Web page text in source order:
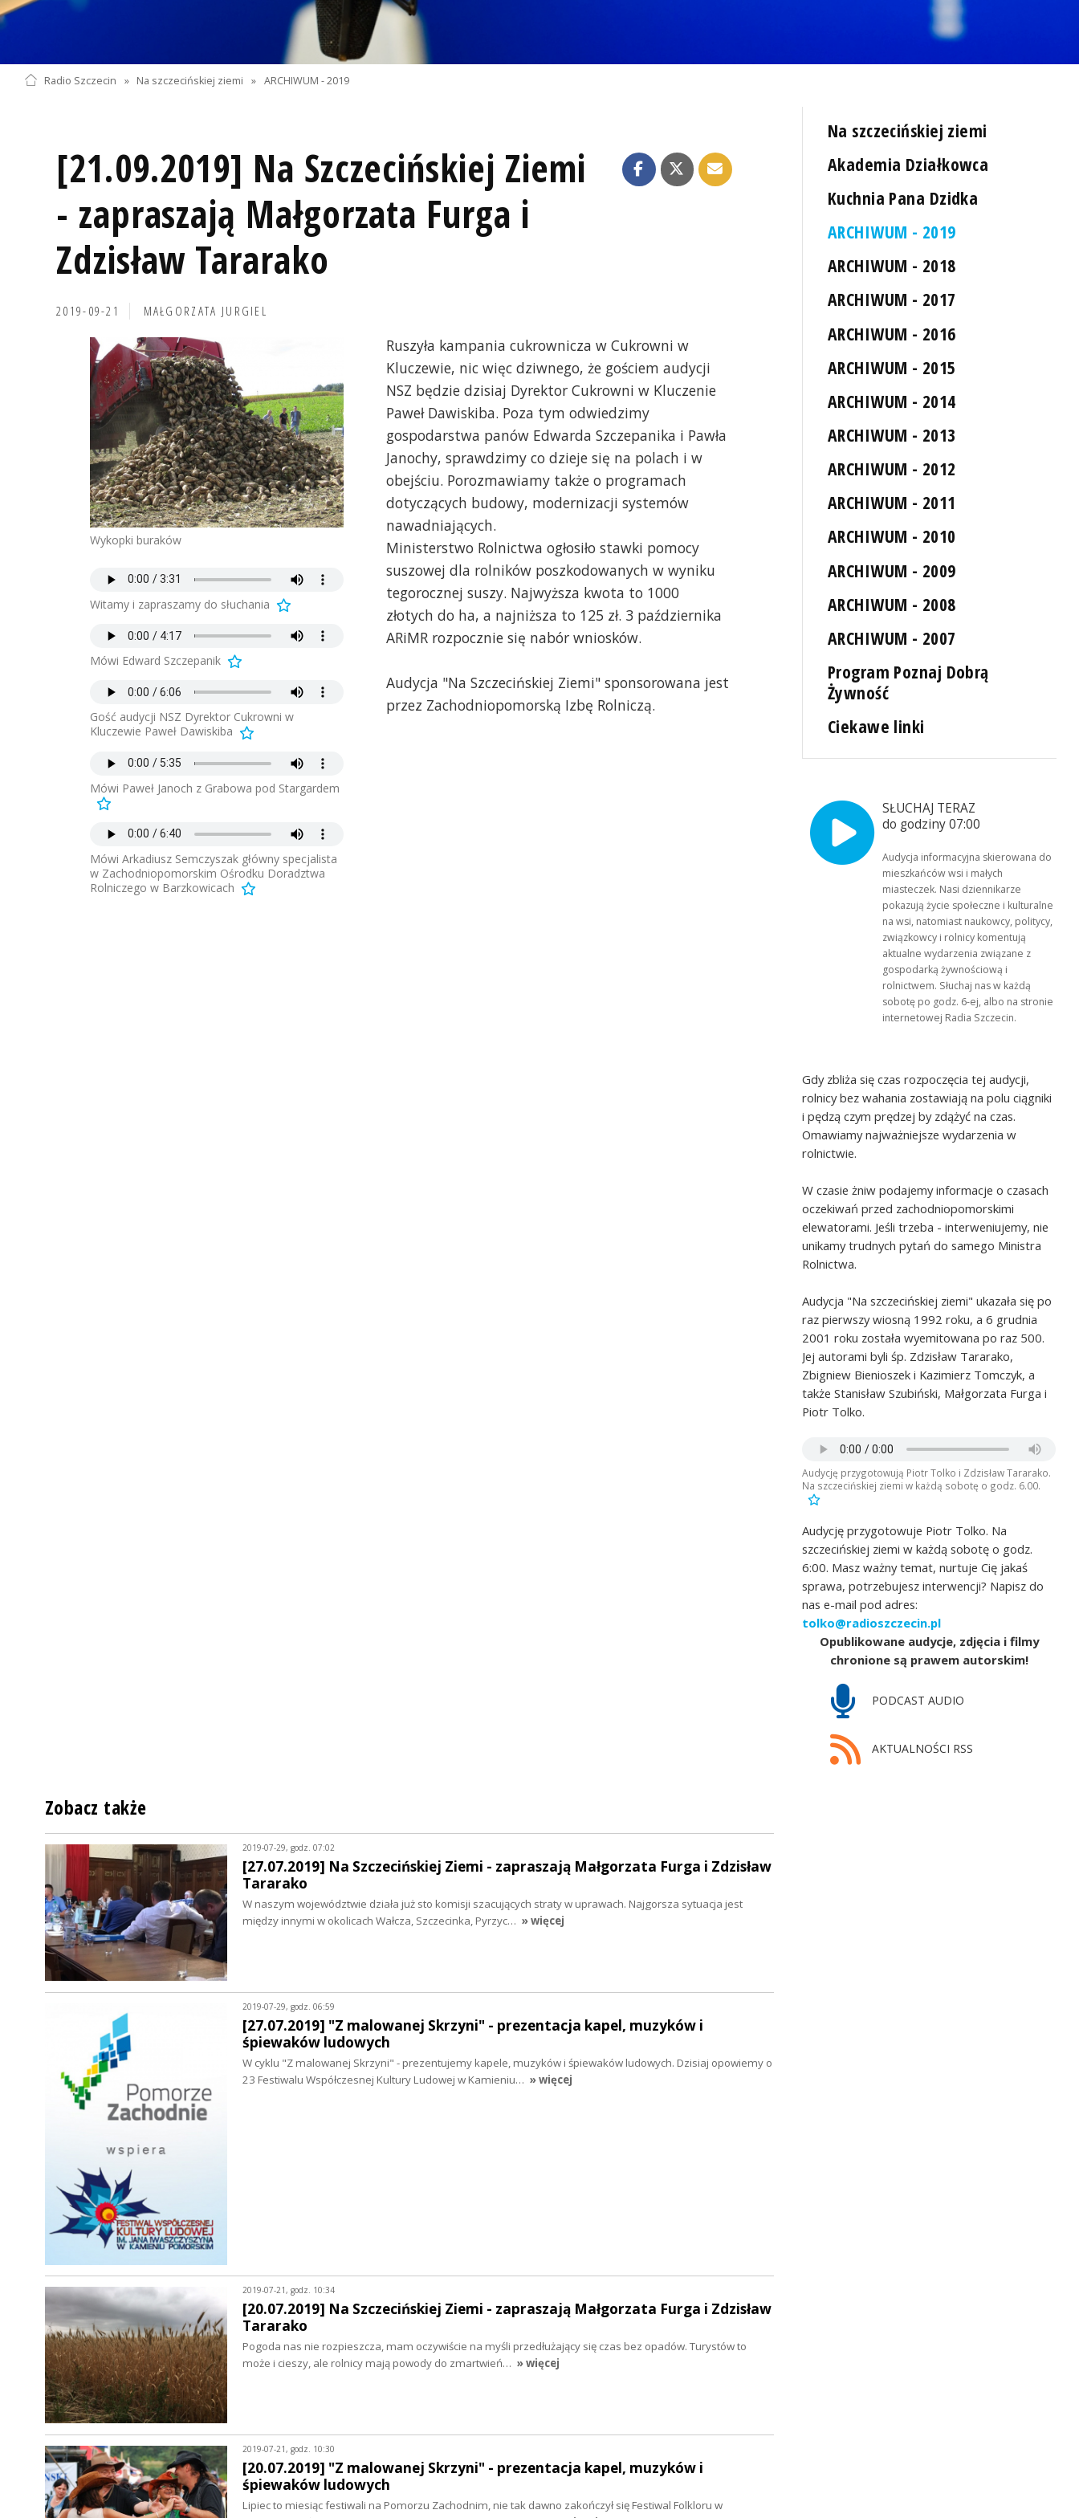
Radio Szczecin » Na szczecińskiej ziemi » ARCHIWUM - 2019
[21.09.2019] Na Szczecińskiej Ziemi
- zapraszają Małgorzata Furga i
Zdzisław Tararako
2019-09-21 MAŁGORZATA JURGIEL
Wykopki buraków
Witamy i zapraszamy do słuchania
Mówi Edward Szczepanik
Gość audycji NSZ Dyrektor Cukrowni w
Kluczewie Paweł Dawiskiba
Mówi Paweł Janoch z Grabowa pod Stargardem
Mówi Arkadiusz Semczyszak główny specjalista
w Zachodniopomorskim Ośrodku Doradztwa
Rolniczego w Barzkowicach
Ruszyła kampania cukrownicza w Cukrowni w
Kluczewie, nic więc dziwnego, że gościem audycji
NSZ będzie dzisiaj Dyrektor Cukrowni w Kluczenie
Paweł Dawiskiba. Poza tym odwiedzimy
gospodarstwa panów Edwarda Szczepanika i Pawła
Janochy, sprawdzimy co dzieje się na polach i w
obejściu. Porozmawiamy także o programach
dotyczących budowy, modernizacji systemów
nawadniających.
Ministerstwo Rolnictwa ogłosiło stawki pomocy
suszowej dla rolników poszkodowanych w wyniku
tegorocznej suszy. Najwyższa kwota to 1000
złotych do ha, a najniższa to 125 zł. 3 października
ARiMR rozpocznie się nabór wniosków.
Audycja "Na Szczecińskiej Ziemi" sponsorowana jest
przez Zachodniopomorską Izbę Rolniczą.
Na szczecińskiej ziemi
Akademia Działkowca
Kuchnia Pana Dzidka
ARCHIWUM - 2019
ARCHIWUM - 2018
ARCHIWUM - 2017
ARCHIWUM - 2016
ARCHIWUM - 2015
ARCHIWUM - 2014
ARCHIWUM - 2013
ARCHIWUM - 2012
ARCHIWUM - 2011
ARCHIWUM - 2010
ARCHIWUM - 2009
ARCHIWUM - 2008
ARCHIWUM - 2007
Program Poznaj Dobrą
Żywność
Ciekawe linki
SŁUCHAJ TERAZ
do godziny 07:00
Audycja informacyjna skierowana do
mieszkańców wsi i małych
miasteczek. Nasi dziennikarze
pokazują życie społeczne i kulturalne
na wsi, natomiast naukowcy, politycy,
związkowcy i rolnicy komentują
aktualne wydarzenia związane z
gospodarką żywnościową i
rolnictwem. Słuchaj nas w każdą
sobotę po godz. 6-ej, albo na stronie
internetowej Radia Szczecin.
Gdy zbliża się czas rozpoczęcia tej audycji,
rolnicy bez wahania zostawiają na polu ciągniki
i pędzą czym prędzej by zdążyć na czas.
Omawiamy najważniejsze wydarzenia w
rolnictwie.
W czasie żniw podajemy informacje o czasach
oczekiwań przed zachodniopomorskimi
elewatorami. Jeśli trzeba - interweniujemy, nie
unikamy trudnych pytań do samego Ministra
Rolnictwa.
Audycja "Na szczecińskiej ziemi" ukazała się po
raz pierwszy wiosną 1992 roku, a 6 grudnia
2001 roku została wyemitowana po raz 500.
Jej autorami byli śp. Zdzisław Tararako,
Zbigniew Bienioszek i Kazimierz Tomczyk, a
także Stanisław Szubiński, Małgorzata Furga i
Piotr Tolko.
Audycję przygotowują Piotr Tolko i Zdzisław Tararako.
Na szczecińskiej ziemi w każdą sobotę o godz. 6.00.
Audycję przygotowuje Piotr Tolko. Na
szczecińskiej ziemi w każdą sobotę o godz.
6:00. Masz ważny temat, nurtuje Cię jakaś
sprawa, potrzebujesz interwencji? Napisz do
nas e-mail pod adres:
tolko@radioszczecin.pl
Opublikowane audycje, zdjęcia i filmy
chronione są prawem autorskim!
PODCAST AUDIO
AKTUALNOŚCI RSS
Zobacz także
2019-07-29, godz. 07:02
[27.07.2019] Na Szczecińskiej Ziemi - zapraszają Małgorzata Furga i Zdzisław
Tararako
W naszym województwie działa już sto komisji szacujących straty w uprawach. Najgorsza sytuacja jest
między innymi w okolicach Wałcza, Szczecinka, Pyrzyc… » więcej
2019-07-29, godz. 06:59
[27.07.2019] "Z malowanej Skrzyni" - prezentacja kapel, muzyków i
śpiewaków ludowych
W cyklu "Z malowanej Skrzyni" - prezentujemy kapele, muzyków i śpiewaków ludowych. Dzisiaj opowiemy o
23 Festiwalu Współczesnej Kultury Ludowej w Kamieniu… » więcej
2019-07-21, godz. 10:34
[20.07.2019] Na Szczecińskiej Ziemi - zapraszają Małgorzata Furga i Zdzisław
Tararako
Pogoda nas nie rozpieszcza, mam oczywiście na myśli przedłużający się czas bez opadów. Turystów to
może i cieszy, ale rolnicy mają powody do zmartwień… » więcej
2019-07-21, godz. 10:30
[20.07.2019] "Z malowanej Skrzyni" - prezentacja kapel, muzyków i
śpiewaków ludowych
Lipiec to miesiąc festiwali na Pomorzu Zachodnim, nie tak dawno zakończył się Festiwal Folkloru w